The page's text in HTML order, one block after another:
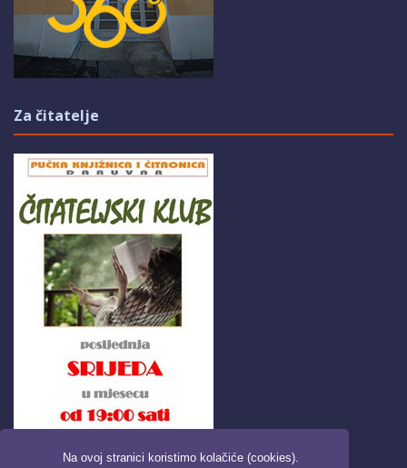
Na ovoj stranici koristimo kolačiće (cookies).
Za čitatelje